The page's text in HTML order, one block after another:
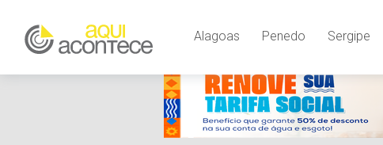
Alagoas Penedo Sergipe